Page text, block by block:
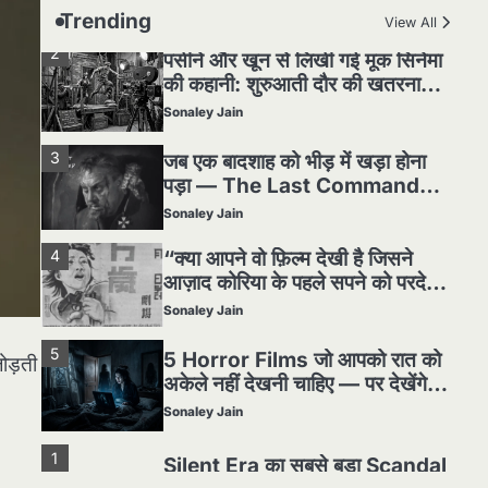
Trending View All
3
जब एक बादशाह को भीड़ में खड़ा होना
पड़ा — The Last Command
(1928) Review
Sonaley Jain
4
“क्या आपने वो फ़िल्म देखी है जिसने
आज़ाद कोरिया के पहले सपने को परदे
पर उतारा? — Viva Freedom!
Sonaley Jain
5
5 Horror Films जो आपको रात को
अकेले नहीं देखनी चाहिए — पर देखेंगे
ज़रूर
Sonaley Jain
1
Silent Era का सबसे बड़ा Scandal
— वो घटना जिसने Hollywood को
हिला दिया
Sonaley Jain
2
पसीने और खून से लिखी गई मूक सिनेमा